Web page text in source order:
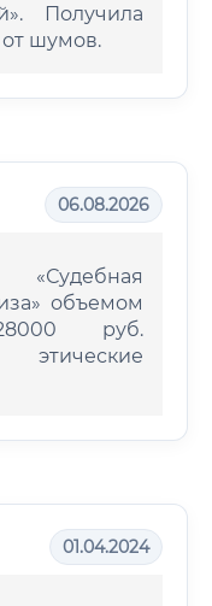
Получила
от шумов.
06.08.2026
объемом
руб.
01.04.2024